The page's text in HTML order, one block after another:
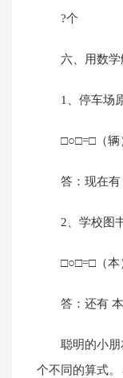
?个
六、用数学
1、停车场
□○□=□（辆
答：现在有
2、学校图
□○□=□（本
答：还有 本
聪明的小
个不同的算式。